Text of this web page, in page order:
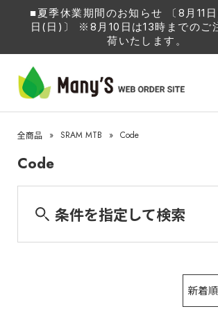
■夏季休業期間のお知らせ 〔8月11
日(日)〕 ※8月10日は13時までのご
荷いたします。
全商品 » SRAM MTB » Code
Code
条件を指定して検索
新着順